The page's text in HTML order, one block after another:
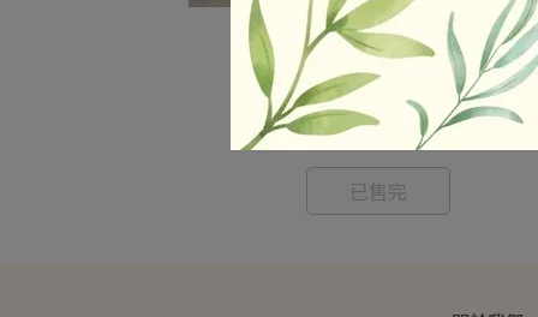
一植肉-植物肉乾 /80g 純素
已售完